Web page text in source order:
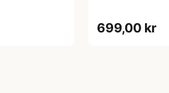
699,00 kr